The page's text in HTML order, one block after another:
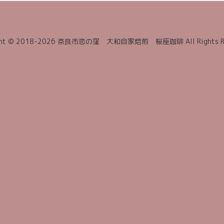
© 2018-2026 奈良市恋の窪 大和自家焙煎 桜座珈琲 All Rights